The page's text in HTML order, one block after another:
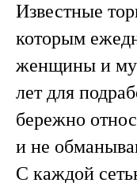
Известные
которым
женщины и
лет для
бережно
и не
С каждой